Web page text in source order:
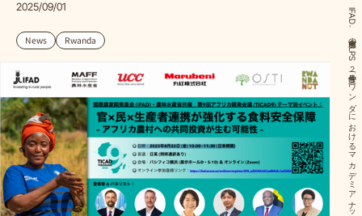
2025/09/01
News Rwanda